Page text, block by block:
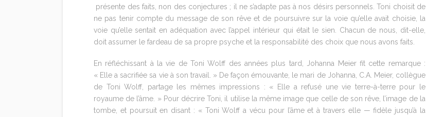
présente des faits, non des conjectures ; il ne s’adapte pas à nos désirs personnels. Toni choisit de
ne pas tenir compte du message de son rêve et de poursuivre sur la voie qu’elle avait choisie, la
voie qu’elle sentait en adéquation avec l’appel intérieur qui était le sien. Chacun de nous, dit-elle,
doit assumer le fardeau de sa propre psyche et la responsabilité des choix que nous avons faits.
En réfléchissant à la vie de Toni Wolff des années plus tard, Johanna Meier fit cette remarque :
« Elle a sacrifiée sa vie à son travail. » De façon émouvante, le mari de Johanna, C.A. Meier, collègue
de Toni Wolff, partage les mêmes impressions : « Elle a refusé une vie terre-à-terre pour le
royaume de l’âme. » Pour décrire Toni, il utilise la même image que celle de son rêve, l’image de la
tombe, et poursuit en disant : « Toni Wolff a vécu pour l’âme et à travers elle — fidèle jusqu’à la